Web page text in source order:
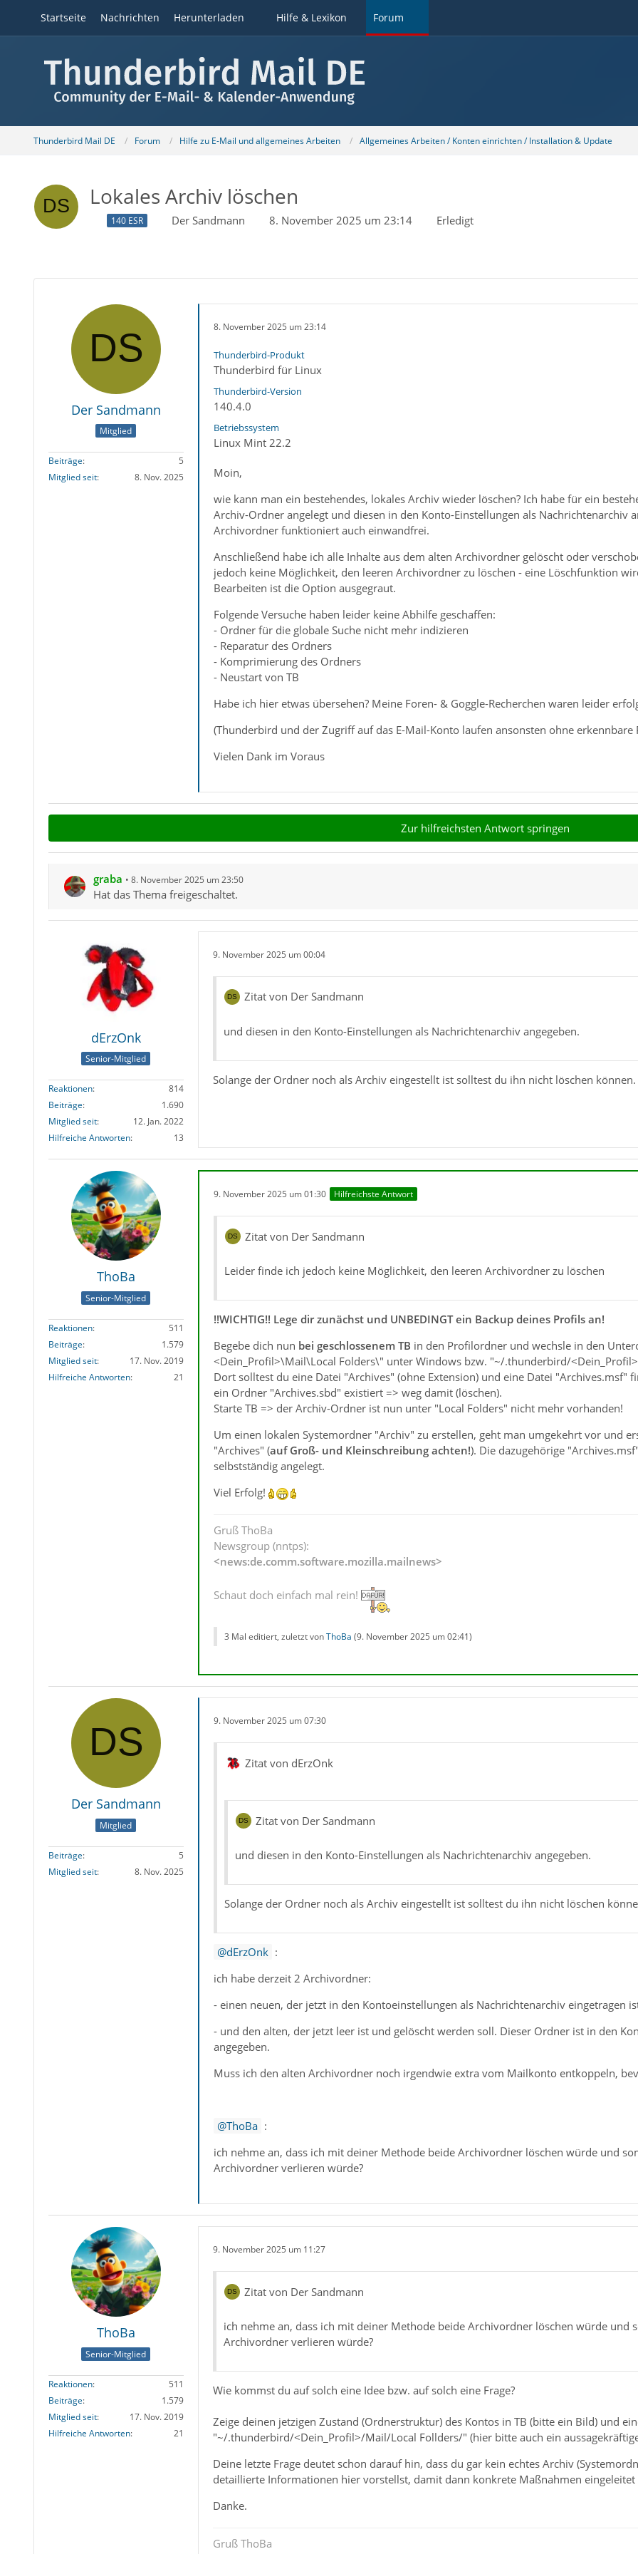
Startseite Nachrichten Herunterladen Hilfe & Lexikon Forum
Thunderbird Mail DE Forum Hilfe zu E-Mail und allgemeines Arbeiten Allgemeines Arbeiten / Konten einrichten / Installation & Update
Lokales Archiv löschen
140 ESR Der Sandmann 8. November 2025 um 23:14 Erledigt
Der Sandmann
Mitglied
Beiträge
5
Mitglied seit
8. Nov. 2025
8. November 2025 um 23:14
Thunderbird-Produkt
Thunderbird für Linux
Thunderbird-Version
140.4.0
Betriebssystem
Linux Mint 22.2
Moin,
wie kann man ein bestehendes, lokales Archiv wieder löschen? Ich habe für ein
Archiv-Ordner angelegt und diesen in den Konto-Einstellungen als Nachrichtenarchiv
Archivordner funktioniert auch einwandfrei.
Anschließend habe ich alle Inhalte aus dem alten Archivordner gelöscht oder
jedoch keine Möglichkeit, den leeren Archivordner zu löschen - eine Löschfunktion
Bearbeiten ist die Option ausgegraut.
Folgende Versuche haben leider keine Abhilfe geschaffen:
- Ordner für die globale Suche nicht mehr indizieren
- Reparatur des Ordners
- Komprimierung des Ordners
- Neustart von TB
Habe ich hier etwas übersehen? Meine Foren- & Goggle-Recherchen waren leider
(Thunderbird und der Zugriff auf das E-Mail-Konto laufen ansonsten ohne erkennbare
Vielen Dank im Voraus
Zur hilfreichsten Antwort springen
graba 8. November 2025 um 23:50
Hat das Thema freigeschaltet.
dErzOnk
Senior-Mitglied
Reaktionen
814
Beiträge
1.690
Mitglied seit
12. Jan. 2022
Hilfreiche Antworten
13
9. November 2025 um 00:04
Zitat von Der Sandmann
und diesen in den Konto-Einstellungen als Nachrichtenarchiv angegeben.
Solange der Ordner noch als Archiv eingestellt ist solltest du ihn nicht löschen können.
ThoBa
Senior-Mitglied
Reaktionen
511
Beiträge
1.579
Mitglied seit
17. Nov. 2019
Hilfreiche Antworten
21
9. November 2025 um 01:30 Hilfreichste Antwort
Zitat von Der Sandmann
Leider finde ich jedoch keine Möglichkeit, den leeren Archivordner zu löschen
!!WICHTIG!! Lege dir zunächst und UNBEDINGT ein Backup deines Profils an!
Begebe dich nun bei geschlossenem TB in den Profilordner und wechsle in den
<Dein_Profil>\Mail\Local Folders\" unter Windows bzw. "~/.thunderbird/
Dort solltest du eine Datei "Archives" (ohne Extension) und eine Datei "Archives.msf"
ein Ordner "Archives.sbd" existiert => weg damit (löschen).
Starte TB => der Archiv-Ordner ist nun unter "Local Folders" nicht mehr vorhanden!
Um einen lokalen Systemordner "Archiv" zu erstellen, geht man umgekehrt vor und
"Archives" (auf Groß- und Kleinschreibung achten!). Die dazugehörige
selbstständig angelegt.
Viel Erfolg!
Gruß ThoBa
Newsgroup (nntps):
<news:de.comm.software.mozilla.mailnews>
Schaut doch einfach mal rein!
3 Mal editiert, zuletzt vonThoBa (9. November 2025 um 02:41)
Der Sandmann
Mitglied
Beiträge
5
Mitglied seit
8. Nov. 2025
9. November 2025 um 07:30
Zitat von dErzOnk
Zitat von Der Sandmann
und diesen in den Konto-Einstellungen als Nachrichtenarchiv angegeben.
Solange der Ordner noch als Archiv eingestellt ist solltest du ihn nicht löschen
dErzOnk :
ich habe derzeit 2 Archivordner:
- einen neuen, der jetzt in den Kontoeinstellungen als Nachrichtenarchiv eingetragen
- und den alten, der jetzt leer ist und gelöscht werden soll. Dieser Ordner ist in den
angegeben.
Muss ich den alten Archivordner noch irgendwie extra vom Mailkonto entkoppeln,
ThoBa :
ich nehme an, dass ich mit deiner Methode beide Archivordner löschen würde und
Archivordner verlieren würde?
ThoBa
Senior-Mitglied
Reaktionen
511
Beiträge
1.579
Mitglied seit
17. Nov. 2019
Hilfreiche Antworten
21
9. November 2025 um 11:27
Zitat von Der Sandmann
ich nehme an, dass ich mit deiner Methode beide Archivordner löschen würde
Archivordner verlieren würde?
Wie kommst du auf solch eine Idee bzw. auf solch eine Frage?
Zeige deinen jetzigen Zustand (Ordnerstruktur) des Kontos in TB (bitte ein Bild) und
"~/.thunderbird/<Dein_Profil>/Mail/Local Follders/" (hier bitte auch ein
Deine letzte Frage deutet schon darauf hin, dass du gar kein echtes Archiv
detaillierte Informationen hier vorstellst, damit dann konkrete Maßnahmen
Danke.
Gruß ThoBa